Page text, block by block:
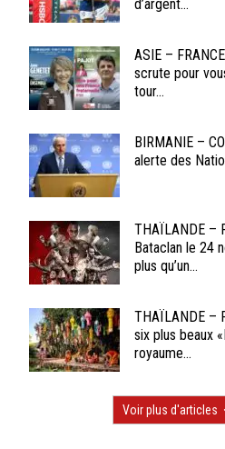
d’argent...
ASIE –
scrute pour
tour...
BIRMANIE –
alerte des
THAÏLANDE –
Bataclan le 24
plus qu’un...
THAÏLANDE –
six plus beaux
royaume...
Voir plus d'articles